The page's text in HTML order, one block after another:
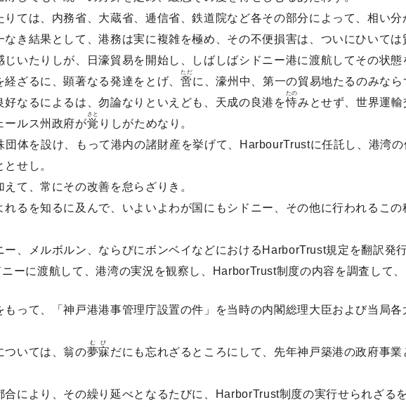
ては、内務省、大蔵省、逓信省、鉄道院など各その部分によって、相い分
き結果として、港務は実に複雑を極め、その不便損害は、ついにひいては
いたりしが、日濠貿易を開始し、しばしばシドニー港に渡航してその状態
ざるに、顕著なる発達をとげ、 啻
ただ
に、濠州中、第一の貿易地たるのみな
なるによるは、勿論なりといえども、天成の良港を恃
たの
みとせず、世界運
ールス州政府が覚
さと
りしがためなり。
体を設け、もって港内の諸財産を挙げて、HarbourTrustに任託し、港湾
せし。
て、常にその改善を怠らざりき。
るを知るに及んで、いよいよわが国にもシドニー、その他に行われるこ
、メルボルン、ならびにボンベイなどにおけるHarborTrust規定を翻訳発行
ニーに渡航して、港湾の実況を観察し、HarborTrust制度の内容を調査して
って、「神戸港港事管理庁設置の件」を当時の内閣総理大臣および当局
ついては、翁の夢寐
むび
だにも忘れざるところにして、先年神戸築港の政府事
により、その繰り延べとなるたびに、HarborTrust制度の実行せられざる